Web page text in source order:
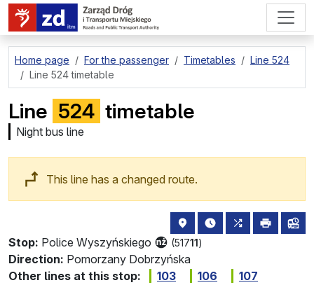
go to page content
Home page For the passenger Timetables
Line 524
Line 524 timetable
Line 524 timetable
Night bus line
This line has a changed route.
Stop: Police Wyszyńskiego (51711)
stop location on the map
the nearest
all lines
print
Direction: Pomorzany Dobrzyńska
Other lines at this stop:
103 106
107